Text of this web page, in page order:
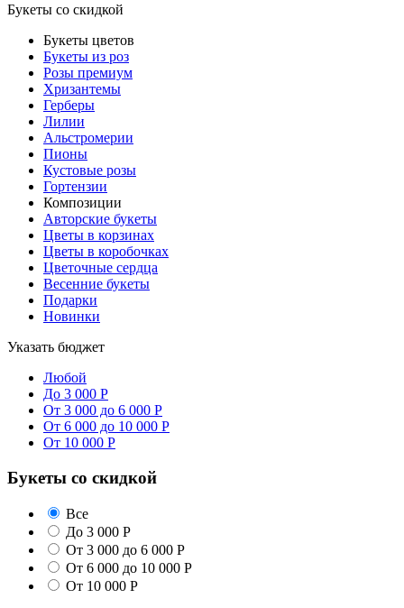
Букеты со скидкой
Букеты цветов
Букеты из роз
Розы премиум
Хризантемы
Герберы
Лилии
Альстромерии
Пионы
Кустовые розы
Гортензии
Композиции
Авторские букеты
Цветы в корзинах
Цветы в коробочках
Цветочные сердца
Весенние букеты
Подарки
Новинки
Указать бюджет
Любой
До 3 000 Р
От 3 000 до 6 000 Р
От 6 000 до 10 000 Р
От 10 000 Р
Букеты со скидкой
Все
До 3 000 Р
От 3 000 до 6 000 Р
От 6 000 до 10 000 Р
От 10 000 Р